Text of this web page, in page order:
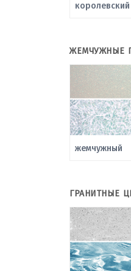
ЖЕМЧУЖНЫЕ
жемчужный
ГРАНИТНЫЕ